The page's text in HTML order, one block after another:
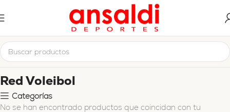
Inicio Redes Red Voleibol
Red Voleibol
Categorías
No se han encontrado productos que coincidan con tu